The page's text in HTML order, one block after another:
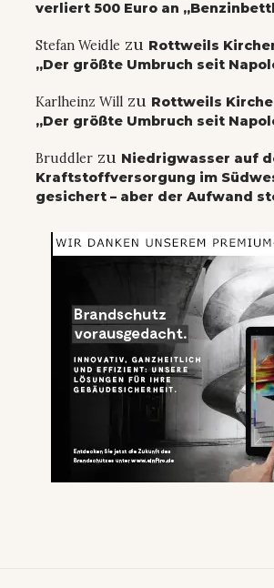
verliert 500 Euro an
Stefan Weidle zu Rottweils
„Der größte Umbruch seit
Karlheinz Will zu Rottweils
„Der größte Umbruch seit
Bruddler zu Niedrigwasser auf
Kraftstoffversorgung im
gesichert – aber der Aufwand